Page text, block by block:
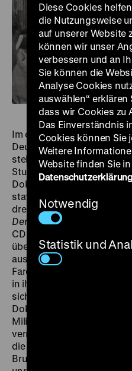
Im ersten Studienjahr an
Deutschen Film- und
stellte Akademiedirektor
Studierenden seiner
Dokumentarfilm über die
stattfindende Wahl zum
drehen. Fertiggestellt
Der Kandidat
CDU-Kandidaten Jürgen
über den ehrenamtlichen
aussichtslosen FDP-
Faroqhi, dessen
in ihrem Film
sich um drei
Dokumente über West-
Milieus, zwischen
verrauchten Eckkneipen.
die Recherchefotos aus
Brunnenviertel, die
Diese Cookies
die Nutzungsweise
auf unserer Website
können wir unser
verbessern und an
Sie können die
Analyse Cookies
auswählen“
dass wir Cookies zu
Das Einverständnis
Cookies können Sie
Weitere
Website finden Sie
Datenschutzerklärung
Notwendig
Statistik und